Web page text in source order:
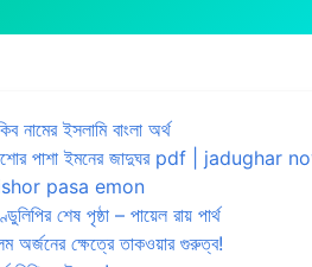
নামের ইসলামি বাংলা অর্থ
পাশা ইমনের জাদুঘর pdf | jadughar
pasa emon
শেষ পৃষ্ঠা – পায়েল রায় পার্থ
অর্জনের ক্ষেত্রে তাকওয়ার গুরুত্ব!